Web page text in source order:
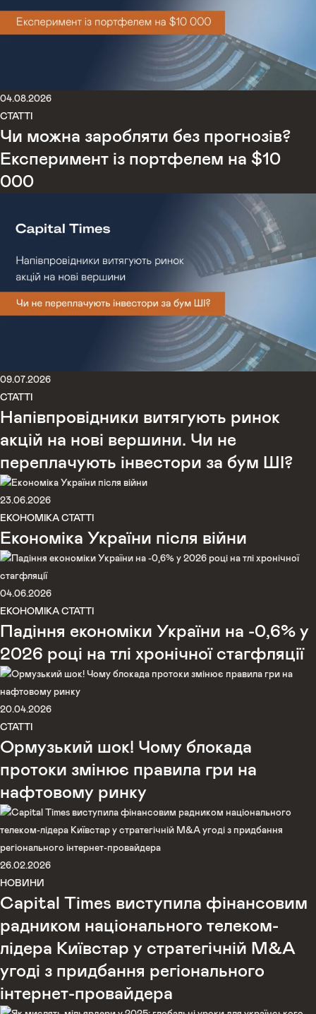
04.08.2026
СТАТТІ
Чи можна заробляти без прогнозів?
Експеримент із портфелем на $10
000
09.07.2026
СТАТТІ
Напівпровідники витягують ринок
акцій на нові вершини. Чи не
переплачують інвестори за бум ШІ?
23.06.2026
ЕКОНОМІКА СТАТТІ
Економіка України після війни
04.06.2026
ЕКОНОМІКА СТАТТІ
Падіння економіки України на -0,6% у
2026 році на тлі хронічної стагфляції
20.04.2026
СТАТТІ
Ормузький шок! Чому блокада
протоки змінює правила гри на
нафтовому ринку
26.02.2026
НОВИНИ
Capital Times виступила фінансовим
радником національного телеком-
лідера Київстар у стратегічній M&A
угоді з придбання регіонального
інтернет-провайдера